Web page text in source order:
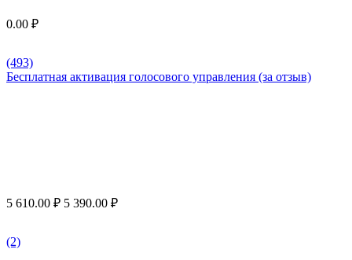
0.00 ₽
(493)
Бесплатная активация голосового управления (за отзыв)
5 610.00 ₽ 5 390.00 ₽
(2)